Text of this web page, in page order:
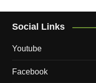
Social Links
Youtube
Facebook